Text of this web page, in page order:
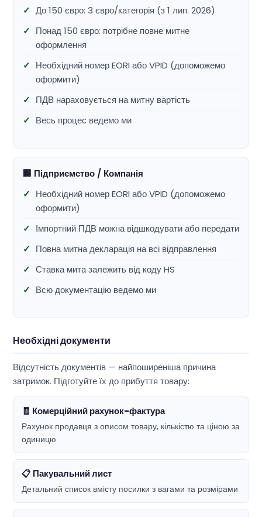
До 150 євро: 3 євро/категорія (з 1 лип. 2026)
Понад 150 євро: потрібне повне митне
оформлення
Необхідний номер EORI або VPID (допоможемо
оформити)
ПДВ нараховується на митну вартість
Весь процес ведемо ми
🏢 Підприємство / Компанія
Необхідний номер EORI або VPID (допоможемо
оформити)
Імпортний ПДВ можна відшкодувати або передати
Повна митна декларація на всі відправлення
Ставка мита залежить від коду HS
Всю документацію ведемо ми
Необхідні документи
Відсутність документів — найпоширеніша причина
затримок. Підготуйте їх до прибуття товару:
🧾 Комерційний рахунок-фактура
Рахунок продавця з описом товару, кількістю та ціною за
одиницю
📋 Пакувальний лист
Детальний список вмісту посилки з вагами та розмірами